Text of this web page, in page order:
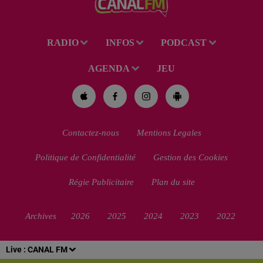
Live : CANAL FM
RADIO INFOS PODCAST
AGENDA JEU
Contactez-nous Mentions Legales
Politique de Confidentialité Gestion des Cookies
Régie Publicitaire Plan du site
Archives 2026 2025 2024 2023 2022